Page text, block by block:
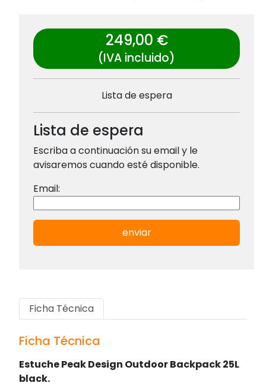
249,00 €
(IVA incluido)
Lista de espera
Lista de espera
Escriba a continuación su email y le
avisaremos cuando esté disponible.
Email:
enviar
Ficha Técnica
Ficha Técnica
Estuche Peak Design Outdoor Backpack 25L
black.